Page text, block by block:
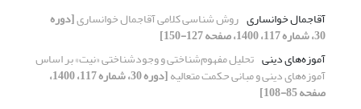
آقاجمال خوانساری روش شناسی کلامی آقاجمال خوانساری[دوره
30، شماره 117، 1400، صفحه 127-150]
آموزه‌های دینی تحلیل مفهوم‌شناختی و وجودشناختی «نیت» بر اساس
آموزه‌های دینی و مبانی حکمت متعالیه [دوره 30، شماره 117، 1400،
صفحه 85-108]